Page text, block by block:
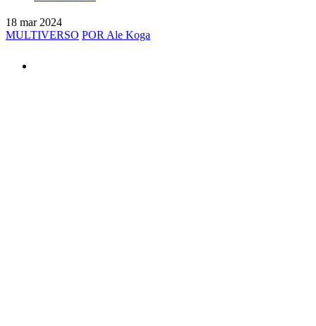
18 mar 2024
MULTIVERSO POR Ale Koga